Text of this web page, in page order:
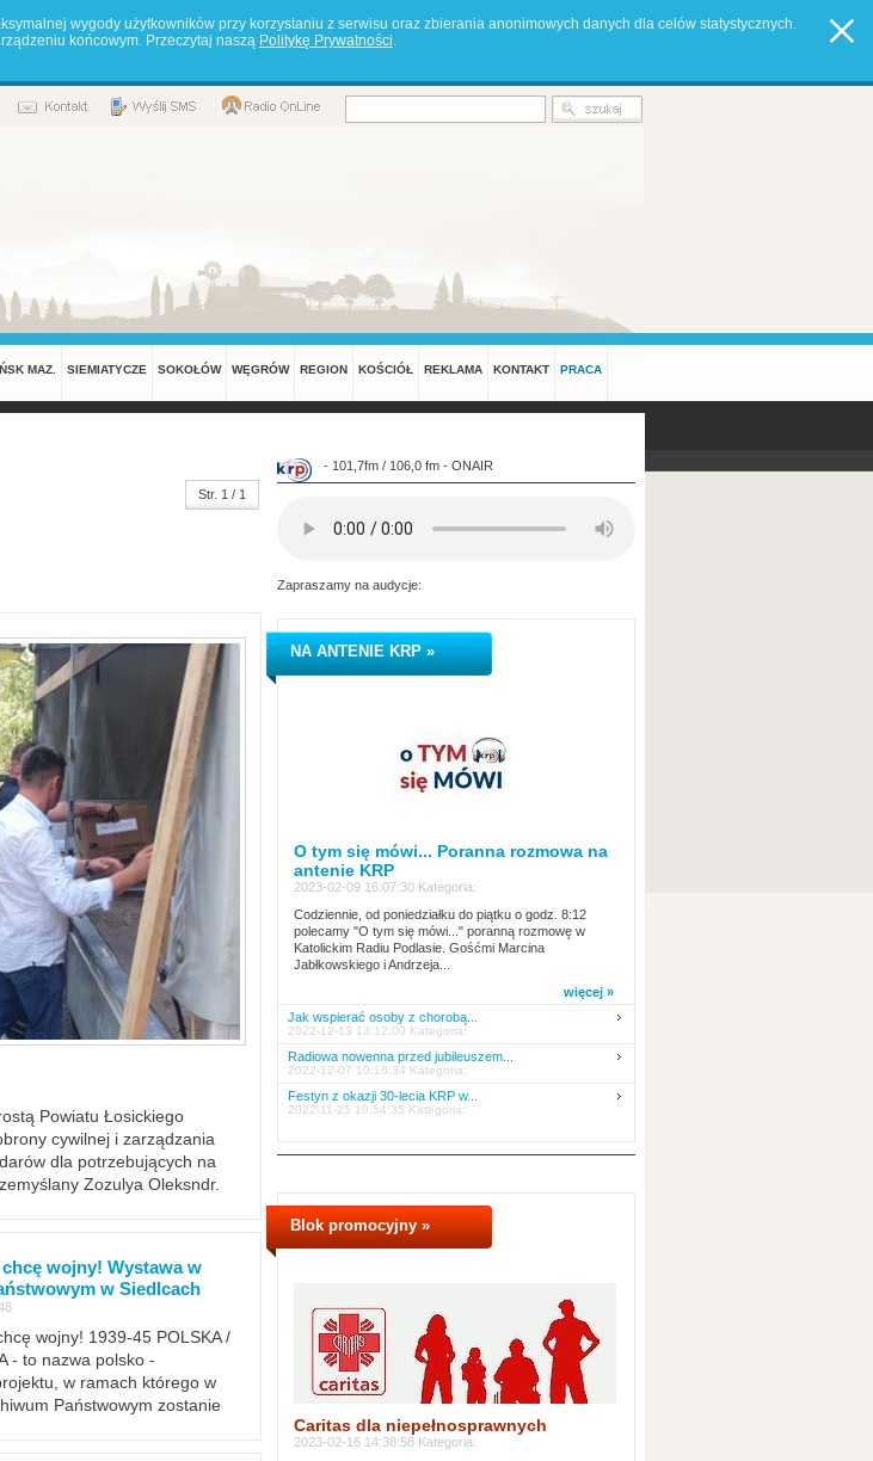
wygody użytkowników przy korzystaniu z serwisu oraz zbierania anonimowych danych dla celów statystycznych.
końcowym. Przeczytaj naszą Politykę Prywatności.
MAZ. SIEMIATYCZE SOKOŁÓW WĘGRÓW REGION KOŚCIÓŁ REKLAMA KONTAKT PRACA
Str. 1 / 1
Powiatu Łosickiego
cywilnej i zarządzania
dla potrzebujących na
Zozulya Oleksndr.
wojny! Wystawa w
w Siedlcach
wojny! 1939-45 POLSKA /
- to nazwa polsko -
w ramach którego w
Państwowym zostanie
- 101,7fm / 106,0 fm - ONAIR
Zapraszamy na audycje:
NA ANTENIE KRP »
O tym się mówi... Poranna rozmowa na
antenie KRP
2023-02-09 16:07:30 Kategoria:
Codziennie, od poniedziałku do piątku o godz. 8:12
polecamy "O tym się mówi..." poranną rozmowę w
Katolickim Radiu Podlasie. Gośćmi Marcina
Jabłkowskiego i Andrzeja...
więcej »
Jak wspierać osoby z chorobą...
2022-12-13 13:12:00 Kategoria:
Radiowa nowenna przed jubileuszem...
2022-12-07 10:16:34 Kategoria:
Festyn z okazji 30-lecia KRP w...
2022-11-25 10:54:35 Kategoria:
Blok promocyjny »
Caritas dla niepełnosprawnych
2023-02-16 14:38:58 Kategoria: